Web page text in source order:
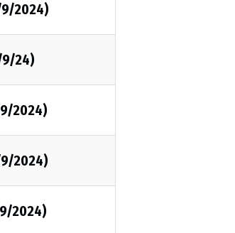
9/2024)
9/24)
2024)
9/2024)
2024)